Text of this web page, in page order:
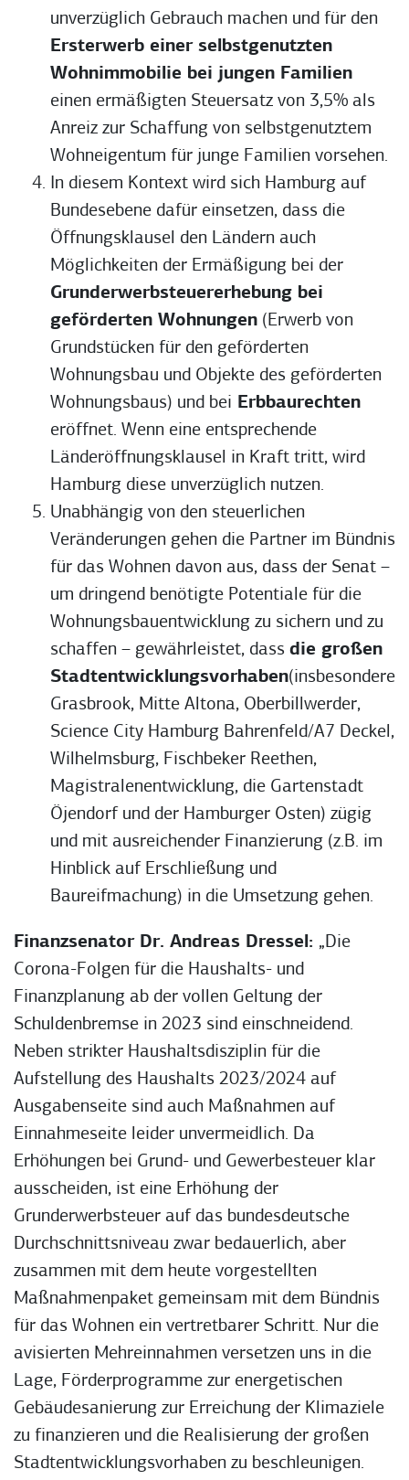
unverzüglich Gebrauch machen und für den
Ersterwerb einer selbstgenutzten
Wohnimmobilie bei jungen Familien
einen ermäßigten Steuersatz von 3,5% als
Anreiz zur Schaffung von selbstgenutztem
Wohneigentum für junge Familien vorsehen.
In diesem Kontext wird sich Hamburg auf
Bundesebene dafür einsetzen, dass die
Öffnungsklausel den Ländern auch
Möglichkeiten der Ermäßigung bei der
Grunderwerbsteuererhebung bei
geförderten Wohnungen (Erwerb von
Grundstücken für den geförderten
Wohnungsbau und Objekte des geförderten
Wohnungsbaus) und bei Erbbaurechten
eröffnet. Wenn eine entsprechende
Länderöffnungsklausel in Kraft tritt, wird
Hamburg diese unverzüglich nutzen.
Unabhängig von den steuerlichen
Veränderungen gehen die Partner im Bündnis
für das Wohnen davon aus, dass der Senat –
um dringend benötigte Potentiale für die
Wohnungsbauentwicklung zu sichern und zu
schaffen – gewährleistet, dass die großen
Stadtentwicklungsvorhaben(insbesondere
Grasbrook, Mitte Altona, Oberbillwerder,
Science City Hamburg Bahrenfeld/A7 Deckel,
Wilhelmsburg, Fischbeker Reethen,
Magistralenentwicklung, die Gartenstadt
Öjendorf und der Hamburger Osten) zügig
und mit ausreichender Finanzierung (z.B. im
Hinblick auf Erschließung und
Baureifmachung) in die Umsetzung gehen.
Finanzsenator Dr. Andreas Dressel: „Die
Corona-Folgen für die Haushalts- und
Finanzplanung ab der vollen Geltung der
Schuldenbremse in 2023 sind einschneidend.
Neben strikter Haushaltsdisziplin für die
Aufstellung des Haushalts 2023/2024 auf
Ausgabenseite sind auch Maßnahmen auf
Einnahmeseite leider unvermeidlich. Da
Erhöhungen bei Grund- und Gewerbesteuer klar
ausscheiden, ist eine Erhöhung der
Grunderwerbsteuer auf das bundesdeutsche
Durchschnittsniveau zwar bedauerlich, aber
zusammen mit dem heute vorgestellten
Maßnahmenpaket gemeinsam mit dem Bündnis
für das Wohnen ein vertretbarer Schritt. Nur die
avisierten Mehreinnahmen versetzen uns in die
Lage, Förderprogramme zur energetischen
Gebäudesanierung zur Erreichung der Klimaziele
zu finanzieren und die Realisierung der großen
Stadtentwicklungsvorhaben zu beschleunigen.